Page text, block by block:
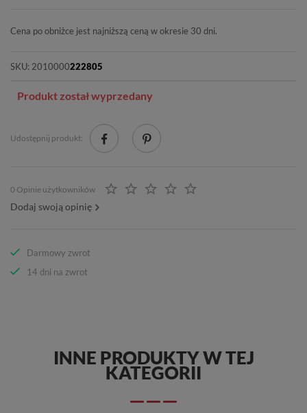
Cena po obniżce jest najniższą ceną w okresie 30 dni.
SKU: 2010000222805
Produkt został wyprzedany
Udostępnij produkt:
0 Opinie użytkowników
Dodaj swoją opinię
Darmowy zwrot
14 dni na zwrot
INNE PRODUKTY W TEJ
KATEGORII